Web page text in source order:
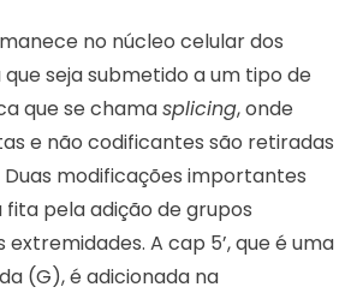
no núcleo celular dos
seja submetido a um tipo de
que se chamasplicing, onde
e não codificantes são retiradas
modificações importantes
pela adição de grupos
A cap 5’, que é uma
(G), é adicionada na